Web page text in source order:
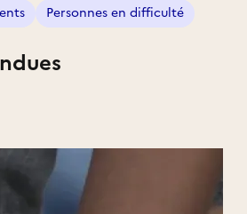
Personnes en difficulté